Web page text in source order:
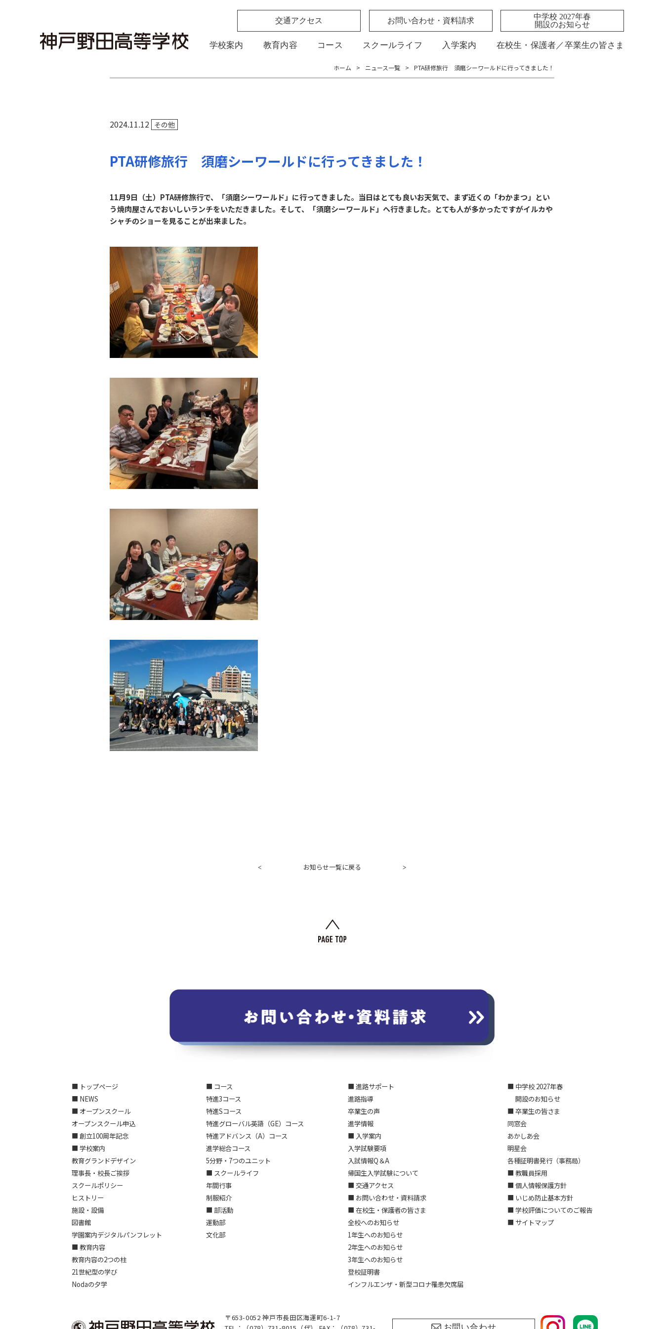
交通アクセス お問い合わせ・資料請求
中学校 2027年春
開設のお知らせ
学校案内 教育内容 コース スクールライフ 入学案内 在校生・保護者／卒業生の皆さま
ホーム > ニュース一覧 > PTA研修旅行 須磨シーワールドに行ってきました！
2024.11.12 その他
PTA研修旅行 須磨シーワールドに行ってきました！
11月9日（土）PTA研修旅行で、「須磨シーワールド」に行ってきました。当日はとても良いお天気で、まず近くの「わかまつ」とい
う焼肉屋さんでおいしいランチをいただきました。そして、「須磨シーワールド」へ行きました。とても人が多かったですがイルカや
シャチのショーを見ることが出来ました。
< お知らせ一覧に戻る >
■ トップページ
■ NEWS
■ オープンスクール
オープンスクール申込
■ 創立100周年記念
■ 学校案内
教育グランドデザイン
理事長・校長ご挨拶
スクールポリシー
ヒストリー
施設・設備
図書館
学園案内デジタルパンフレット
■ 教育内容
教育内容の2つの柱
21世紀型の学び
Nodaの夕学
■ コース
特進3コース
特進Sコース
特進グローバル英語（GE）コース
特進アドバンス（A）コース
進学総合コース
5分野・7つのユニット
■ スクールライフ
年間行事
制服紹介
■ 部活動
運動部
文化部
■ 進路サポート
進路指導
卒業生の声
進学情報
■ 入学案内
入学試験要項
入試情報Q＆A
帰国生入学試験について
■ 交通アクセス
■ お問い合わせ・資料請求
■ 在校生・保護者の皆さま
全校へのお知らせ
1年生へのお知らせ
2年生へのお知らせ
3年生へのお知らせ
登校証明書
インフルエンザ・新型コロナ罹患欠席届
■ 中学校 2027年春
開設のお知らせ
■ 卒業生の皆さま
同窓会
あかしあ会
明星会
各種証明書発行（事務局）
■ 教職員採用
■ 個人情報保護方針
■ いじめ防止基本方針
■ 学校評価についてのご報告
■ サイトマップ
〒653-0052 神戸市長田区海運町6-1-7